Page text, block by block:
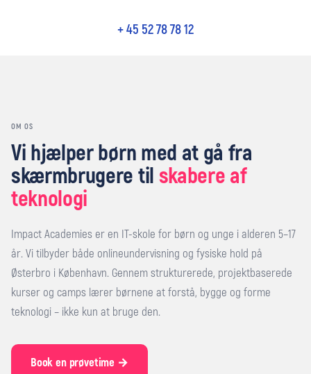
+ 45 52 78 78 12
OM OS
Vi hjælper børn med at gå fra
skærmbrugere til skabere af
teknologi
Impact Academies er en IT-skole for børn og unge i alderen 5–17
år. Vi tilbyder både onlineundervisning og fysiske hold på
Østerbro i København. Gennem strukturerede, projektbaserede
kurser og camps lærer børnene at forstå, bygge og forme
teknologi – ikke kun at bruge den.
Book en prøvetime →